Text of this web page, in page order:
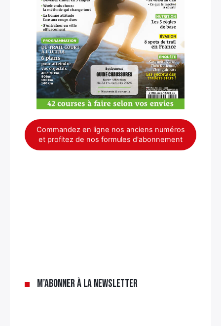
Commandez en ligne nos anciens numéros
et profitez de nos formules d'abonnement
M’abonner à la newsletter